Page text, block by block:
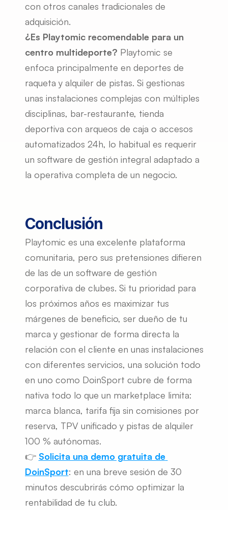
con otros canales tradicionales de
adquisición.
¿Es Playtomic recomendable para un
centro multideporte? Playtomic se
enfoca principalmente en deportes de
raqueta y alquiler de pistas. Si gestionas
unas instalaciones complejas con múltiples
disciplinas, bar-restaurante, tienda
deportiva con arqueos de caja o accesos
automatizados 24h, lo habitual es requerir
un software de gestión integral adaptado a
la operativa completa de un negocio.
Conclusión
Playtomic es una excelente plataforma
comunitaria, pero sus pretensiones difieren
de las de un software de gestión
corporativa de clubes. Si tu prioridad para
los próximos años es maximizar tus
márgenes de beneficio, ser dueño de tu
marca y gestionar de forma directa la
relación con el cliente en unas instalaciones
con diferentes servicios, una solución todo
en uno como DoinSport cubre de forma
nativa todo lo que un marketplace limita:
marca blanca, tarifa fija sin comisiones por
reserva, TPV unificado y pistas de alquiler
100 % autónomas.
👉 Solicita una demo gratuita de
DoinSport: en una breve sesión de 30
minutos descubrirás cómo optimizar la
rentabilidad de tu club.